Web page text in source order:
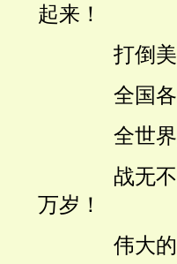
起来！
打倒美
全国各
全世界
战无不
万岁！
伟大的